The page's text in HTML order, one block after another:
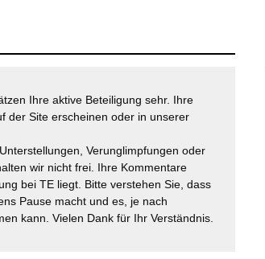
Ihre aktive Beteiligung sehr. Ihre
der Site erscheinen oder in unserer
Verunglimpfungen oder
wir nicht frei. Ihre Kommentare
bei TE liegt. Bitte verstehen Sie, dass
Pause macht und es, je nach
kann. Vielen Dank für Ihr Verständnis.